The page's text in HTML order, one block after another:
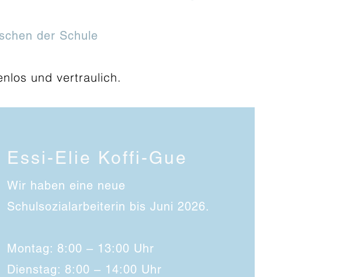
der Schule
und vertraulich.
Essi-Elie Koffi-Gue
Wir haben eine neue
Schulsozialarbeiterin bis Juni 2026.
Montag: 8:00 – 13:00 Uhr
Dienstag: 8:00 – 14:00 Uhr